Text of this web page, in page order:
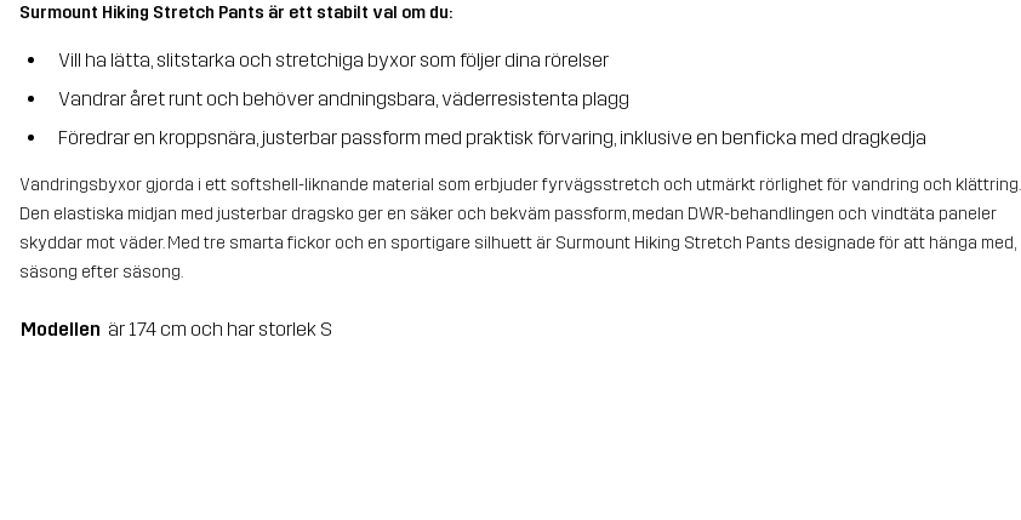
Surmount Hiking Stretch Pants är ett stabilt val om du:
Vill ha lätta, slitstarka och stretchiga byxor som följer dina rörelser
Vandrar året runt och behöver andningsbara, väderresistenta plagg
Föredrar en kroppsnära, justerbar passform med praktisk förvaring, inklusive en benficka med dragkedja
Vandringsbyxor gjorda i ett softshell-liknande material som erbjuder fyrvägsstretch och utmärkt rörlighet för vandring och klättring.
Den elastiska midjan med justerbar dragsko ger en säker och bekväm passform, medan DWR-behandlingen och vindtäta paneler
skyddar mot väder. Med tre smarta fickor och en sportigare silhuett är Surmount Hiking Stretch Pants designade för att hänga med,
säsong efter säsong.
Modellen är 174 cm och har storlek S